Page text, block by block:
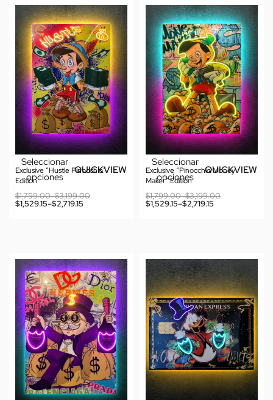
Seleccionar
opciones
QUICKVIEW
Exclusive “Hustle Pinocchio”
Edition
$1,799.00–$3,199.00
$1,529.15–$2,719.15
Seleccionar
opciones
QUICKVIEW
Exclusive “Pinocchio Money
Maker” Edition
$1,799.00–$3,199.00
$1,529.15–$2,719.15